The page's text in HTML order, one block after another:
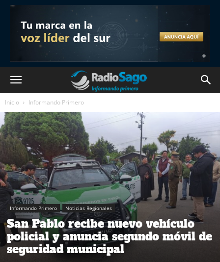
Inicio Informando Primero
Informando Primero Noticias Regionales
San Pablo recibe nuevo vehículo
policial y anuncia segundo móvil de
seguridad municipal